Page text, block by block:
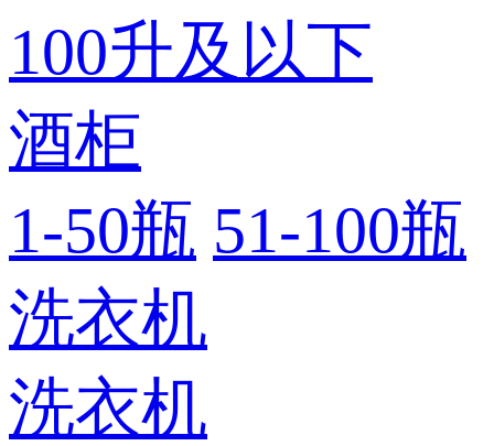
100升及以下
酒柜
1-50瓶 51-100瓶
洗衣机
洗衣机